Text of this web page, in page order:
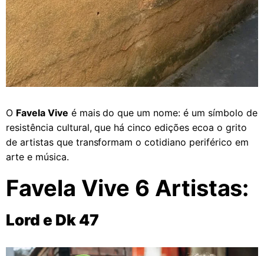
O Favela Vive é mais do que um nome: é um símbolo de
resistência cultural, que há cinco edições ecoa o grito
de artistas que transformam o cotidiano periférico em
arte e música.
Favela Vive 6 Artistas:
Lord e Dk 47